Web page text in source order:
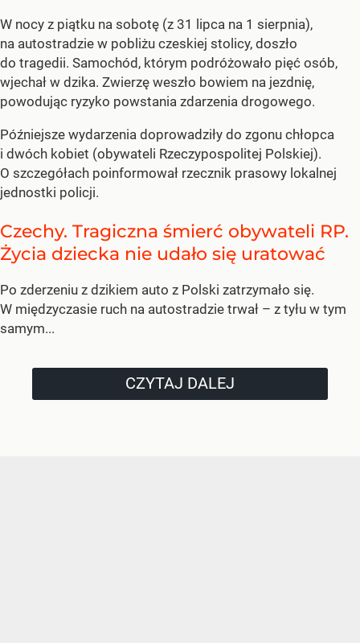
W nocy z piątku na sobotę (z 31 lipca na 1 sierpnia),
na autostradzie w pobliżu czeskiej stolicy, doszło
do tragedii. Samochód, którym podróżowało pięć osób,
wjechał w dzika. Zwierzę weszło bowiem na jezdnię,
powodując ryzyko powstania zdarzenia drogowego.
Późniejsze wydarzenia doprowadziły do zgonu chłopca
i dwóch kobiet (obywateli Rzeczypospolitej Polskiej).
O szczegółach poinformował rzecznik prasowy lokalnej
jednostki policji.
Czechy. Tragiczna śmierć obywateli RP.
Życia dziecka nie udało się uratować
Po zderzeniu z dzikiem auto z Polski zatrzymało się.
W międzyczasie ruch na autostradzie trwał – z tyłu w tym
samym...
CZYTAJ DALEJ